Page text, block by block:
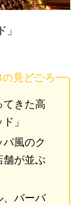
見どころ
てきた高
」
風のク
舗が並ぶ
、バーバ